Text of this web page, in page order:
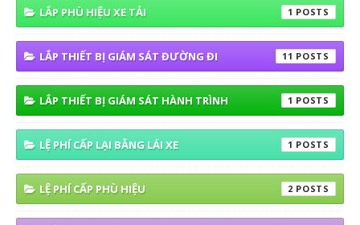
LẮP PHÙ HIỆU XE TẢI 1
LẮP THIẾT BỊ GIÁM SÁT ĐƯỜNG ĐI 11
LẮP THIẾT BỊ GIÁM SÁT HÀNH TRÌNH 1
LỆ PHÍ CẤP LẠI BẰNG LÁI XE 1
LỆ PHÍ CẤP PHÙ HIỆU 2